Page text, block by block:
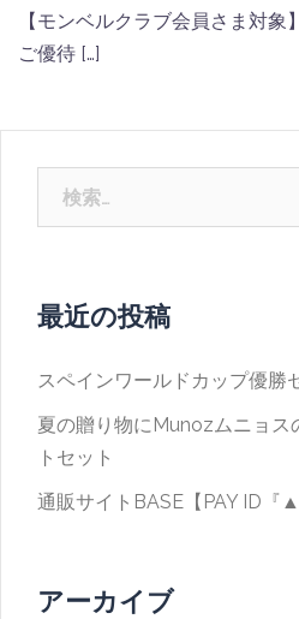
【モンベルクラブ会員さま対
ご優待 […]
最近の投稿
スペインワールドカップ優勝
夏の贈り物にMunozムニョス
トセット
通販サイトBASE【PAY ID『
アーカイブ